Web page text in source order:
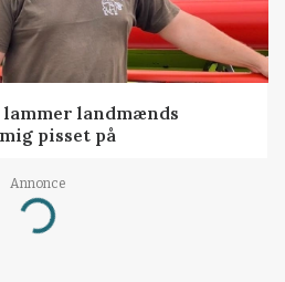
landmænds
pisset på
Annonce
Loading...